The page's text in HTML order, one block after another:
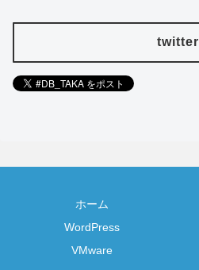
twitter
ホーム
WordPress
VMware